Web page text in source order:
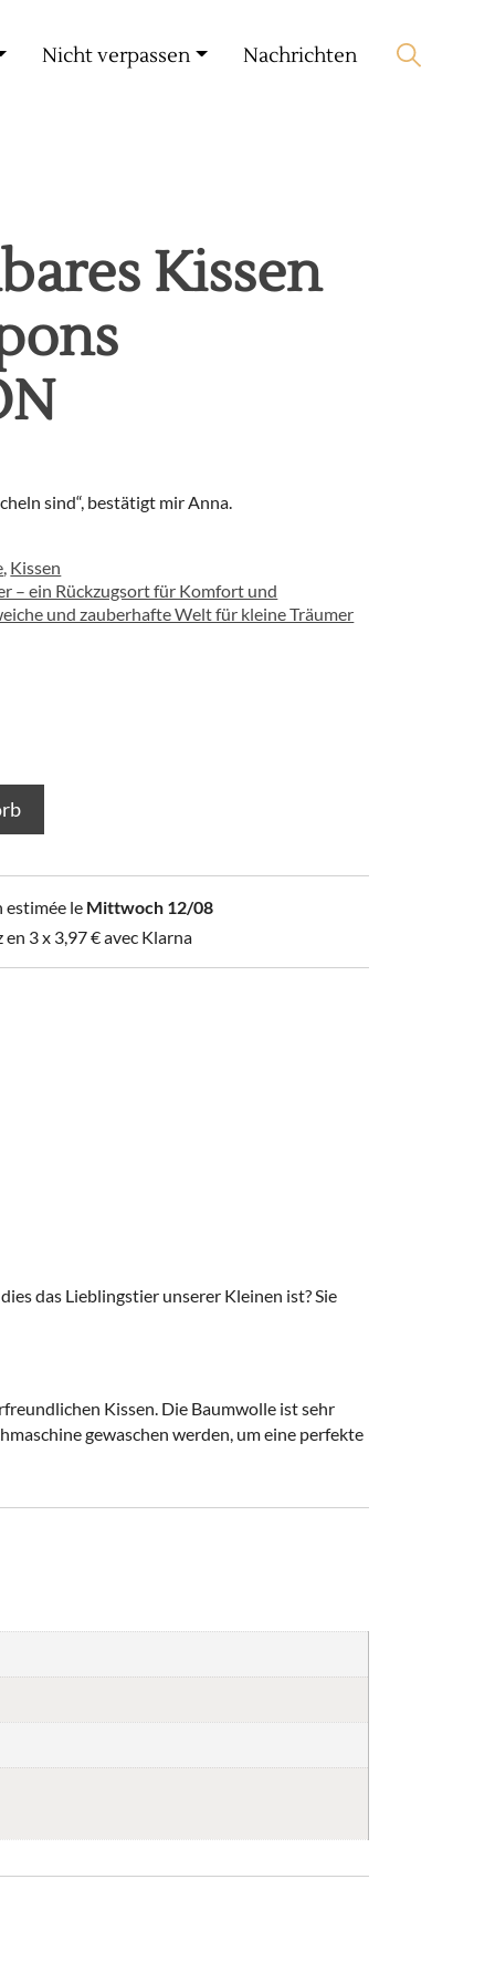
Nicht verpassen Nachrichten
Kissen
sind“, bestätigt mir Anna.
, Kissen
– ein Rückzugsort für Komfort und
und zauberhafte Welt für kleine Träumer
estimée le Mittwoch 12/08
en 3 x 3,97€avec Klarna
das Lieblingstier unserer Kleinen ist? Sie
Kissen. Die Baumwolle ist sehr
gewaschen werden, um eine perfekte